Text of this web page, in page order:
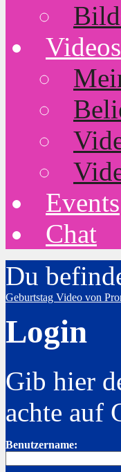
Videos
Events
Chat
Du
Geburtstag Video von
Login
Gib hier
achte auf
Benutzername: